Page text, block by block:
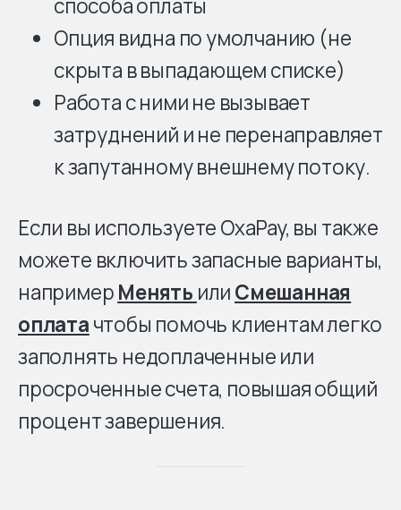
способа оплаты
Опция видна по умолчанию (не
скрыта в выпадающем списке)
Работа с ними не вызывает
затруднений и не перенаправляет
к запутанному внешнему потоку.
Если вы используете OxaPay, вы также
можете включить запасные варианты,
напримерМенять илиСмешанная
оплатачтобы помочь клиентам легко
заполнять недоплаченные или
просроченные счета, повышая общий
процент завершения.